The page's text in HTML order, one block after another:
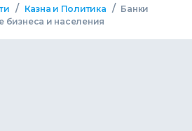
/ Казна и Политика / Банки
бизнеса и населения